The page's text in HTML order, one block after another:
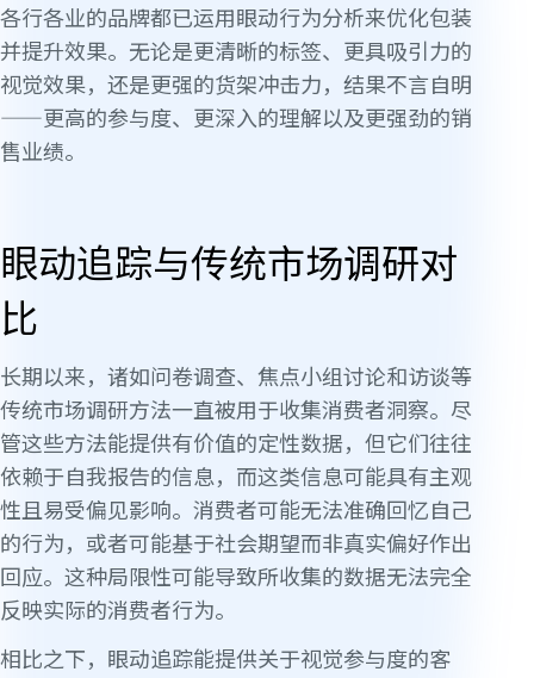
各行各业的品牌都已运用眼动行为分析来优化包装
并提升效果。无论是更清晰的标签、更具吸引力的
视觉效果，还是更强的货架冲击力，结果不言自明
——更高的参与度、更深入的理解以及更强劲的销
售业绩。
眼动追踪与传统市场调研对
比
长期以来，诸如问卷调查、焦点小组讨论和访谈等
传统市场调研方法一直被用于收集消费者洞察。尽
管这些方法能提供有价值的定性数据，但它们往往
依赖于自我报告的信息，而这类信息可能具有主观
性且易受偏见影响。消费者可能无法准确回忆自己
的行为，或者可能基于社会期望而非真实偏好作出
回应。这种局限性可能导致所收集的数据无法完全
反映实际的消费者行为。
相比之下，眼动追踪能提供关于视觉参与度的客